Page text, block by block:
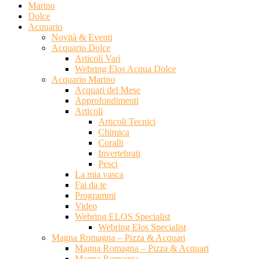
Marino
Dolce
Acquario
Novità & Eventi
Acquario Dolce
Articoli Vari
Webring Elos Acqua Dolce
Acquario Marino
Acquari del Mese
Approfondimenti
Articoli
Articoli Tecnici
Chimica
Coralli
Invertebrati
Pesci
La mia vasca
Fai da te
Programmi
Video
Webring ELOS Specialist
Webring Elos Specialist
Magna Romagna – Pizza & Acquari
Magna Romagna – Pizza & Acquari